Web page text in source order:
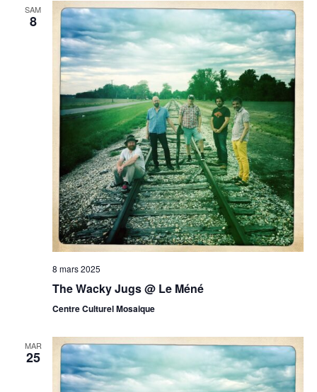
SAM
8
8 mars 2025
The Wacky Jugs @ Le Méné
Centre Culturel Mosaique
MAR
25